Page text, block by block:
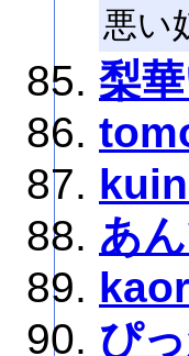
悪い
梨
あ
ぴ